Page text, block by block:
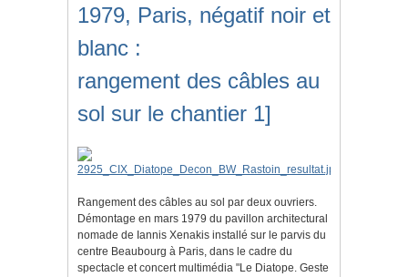
1979, Paris, négatif noir et
blanc :
rangement des câbles au
sol sur le chantier 1]
Rangement des câbles au sol par deux ouvriers.
Démontage en mars 1979 du pavillon architectural
nomade de Iannis Xenakis installé sur le parvis du
centre Beaubourg à Paris, dans le cadre du
spectacle et concert multimédia "Le Diatope. Geste